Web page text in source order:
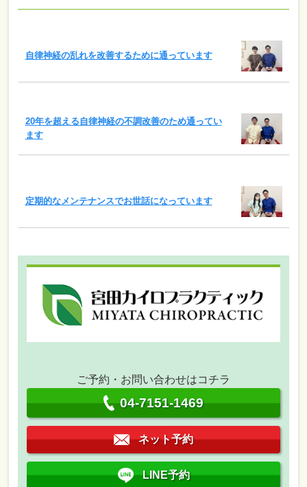
自律神経の乱れを改善するために通っています
20年を超える自律神経の不調改善のため通ってい
ます
定期的なメンテナンスでお世話になっています
ご予約・お問い合わせはコチラ
04-7151-1469
ネット予約
LINE予約